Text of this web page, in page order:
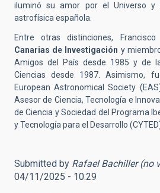
iluminó su amor por el Universo y
astrofísica española.
Entre otras distinciones,
Canarias de Investigación y
Amigos del País desde 1985 y de
Ciencias desde 1987. Asimismo,
European Astronomical Society
Asesor de Ciencia, Tecnología e
de Ciencia y Sociedad del Programa
y Tecnología para el Desarrollo
Submitted by Rafael Bachiller (no
04/11/2025 - 10:29